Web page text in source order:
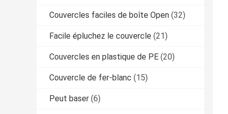
Couvercles faciles de boîte Open (32)
Facile épluchez le couvercle (21)
Couvercles en plastique de PE (20)
Couvercle de fer-blanc (15)
Peut baser (6)